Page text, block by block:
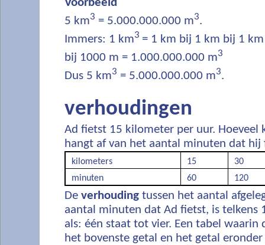
Voorbeeld
5 km3 = 5.000.000.000 m3.
Immers: 1 km3 = 1 km bij 1 km bij 1
bij 1000 m = 1.000.000.000 m3
Dus 5 km3 = 5.000.000.000 m3.
verhoudingen
Ad fietst 15 kilometer per uur. Hoeveel
hangt af van het aantal minuten dat hij
kilometers 15
30
minuten
60 120
De verhouding tussen het aantal
aantal minuten dat Ad fietst, is telkens
als: één staat tot vier. Een tabel waarin
het bovenste getal en het getal